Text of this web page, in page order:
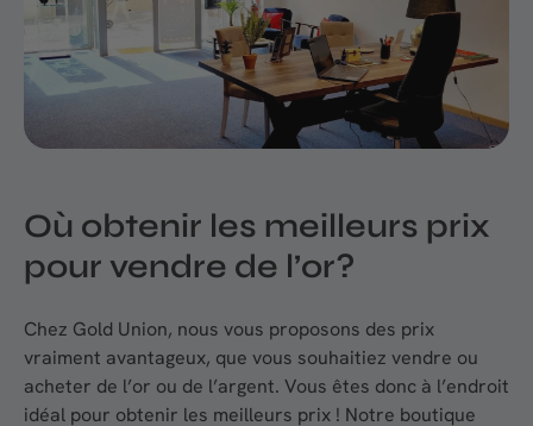
Où obtenir les meilleurs prix
pour vendre de l’or?
Chez Gold Union, nous vous proposons des prix
vraiment avantageux, que vous souhaitiez vendre ou
acheter de l’or ou de l’argent. Vous êtes donc à l’endroit
idéal pour obtenir les meilleurs prix ! Notre boutique